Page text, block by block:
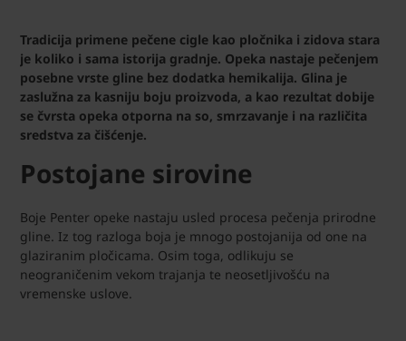
Tradicija primene pečene cigle kao pločnika i zidova stara
je koliko i sama istorija gradnje. Opeka nastaje pečenjem
posebne vrste gline bez dodatka hemikalija. Glina je
zaslužna za kasniju boju proizvoda, a kao rezultat dobije
se čvrsta opeka otporna na so, smrzavanje i na različita
sredstva za čišćenje.
Postojane sirovine
Boje Penter opeke nastaju usled procesa pečenja prirodne
gline. Iz tog razloga boja je mnogo postojanija od one na
glaziranim pločicama. Osim toga, odlikuju se
neograničenim vekom trajanja te neosetljivošću na
vremenske uslove.